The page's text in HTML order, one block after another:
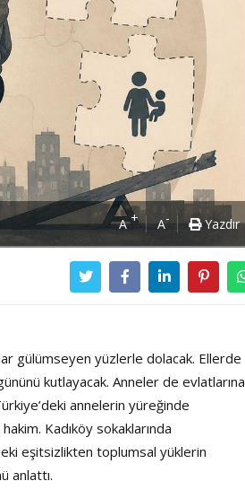
A+ A- Yazdır
gülümseyen yüzlerle dolacak. Ellerde
kutlayacak. Anneler de evlatlarına
annelerin yüreğinde
Kadıköy sokaklarında
eşitsizlikten toplumsal yüklerin
anlattı.